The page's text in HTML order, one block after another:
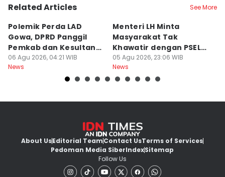
Related Articles See More
Polemik Perda LAD
Gowa, DPRD Panggil
Pemkab dan Kesultanan
Gowa
06 Agu 2026, 04:21 WIB
News
Menteri LH Minta
Masyarakat Tak
Khawatir dengan PSEL
Modern
05 Agu 2026, 23:06 WIB
News
About UsEditorial TeamContact UsTerms of Services
Pedoman Media SiberIndexSitemap
Follow Us